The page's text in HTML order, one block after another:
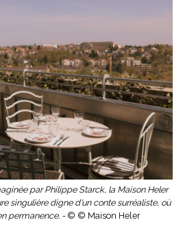
par Philippe Starck, la Maison Heler
singulière digne d'un conte surréaliste, où
permanence. - © © Maison Heler